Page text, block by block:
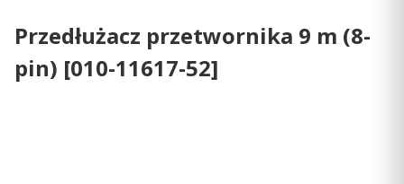
Przedłużacz przetwornika 9 m (8-
pin) [010-11617-52]